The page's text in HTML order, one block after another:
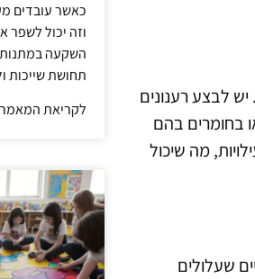
לבצע רענונים
בחומרים בהם
מה שיכול
שעלולים
כאשר עובדים
וזה יכול לשפר
השקעה במתנות
תחושת שייכות
לקריאת